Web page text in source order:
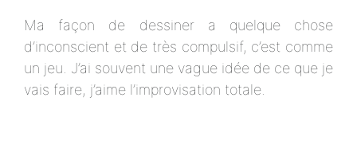
Ma façon de dessiner a quelque chose
d’inconscient et de très compulsif, c’est comme
un jeu. J’ai souvent une vague idée de ce que je
vais faire, j’aime l’improvisation totale.